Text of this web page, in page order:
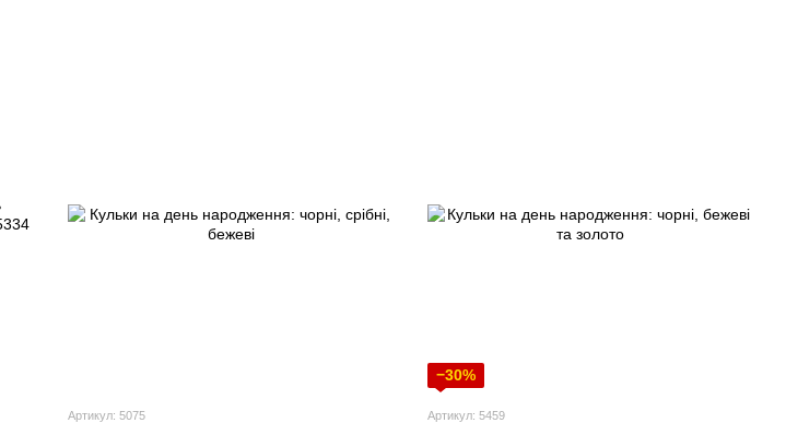
Артикул: 5075
−30%
Артикул: 5459